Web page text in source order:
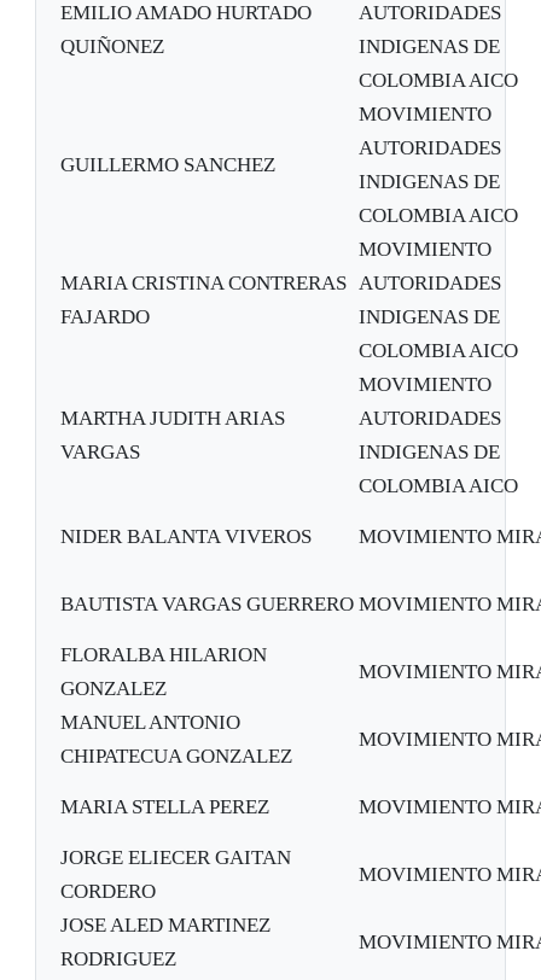
EMILIO AMADO HURTADO
QUIÑONEZ
AUTORIDADES
INDIGENAS DE
COLOMBIA AICO
GUILLERMO SANCHEZ
MOVIMIENTO
AUTORIDADES
INDIGENAS DE
COLOMBIA AICO
MARIA CRISTINA CONTRERAS
FAJARDO
MOVIMIENTO
AUTORIDADES
INDIGENAS DE
COLOMBIA AICO
MARTHA JUDITH ARIAS
VARGAS
MOVIMIENTO
AUTORIDADES
INDIGENAS DE
COLOMBIA AICO
NIDER BALANTA VIVEROS MOVIMIENTO
BAUTISTA VARGAS GUERRERO MOVIMIENTO
FLORALBA HILARION
GONZALEZ
MOVIMIENTO
MANUEL ANTONIO
CHIPATECUA GONZALEZ
MOVIMIENTO
MARIA STELLA PEREZ MOVIMIENTO
JORGE ELIECER GAITAN
CORDERO
MOVIMIENTO
JOSE ALED MARTINEZ
RODRIGUEZ
MOVIMIENTO